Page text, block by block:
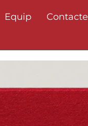
Equip Contacte